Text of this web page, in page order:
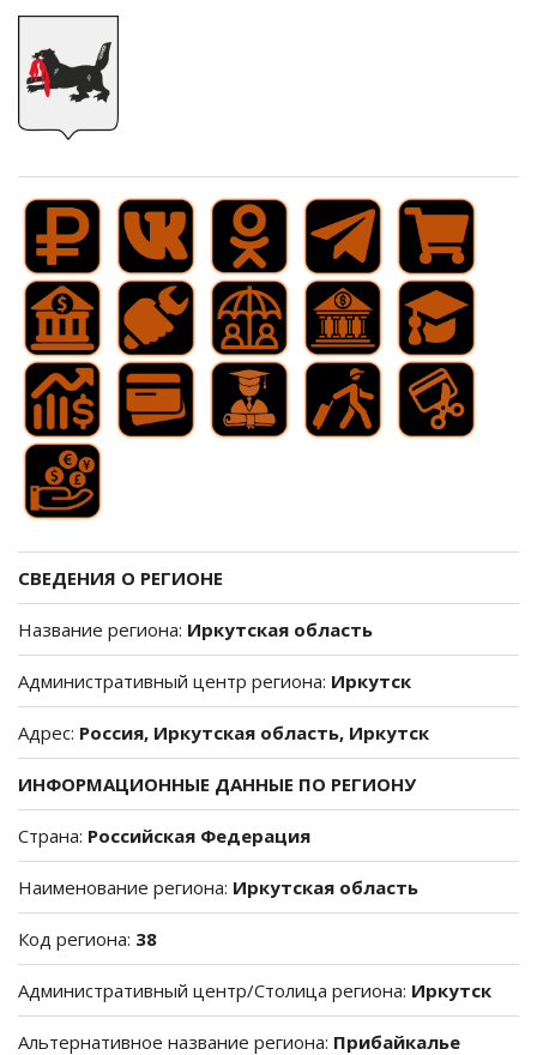
СВЕДЕНИЯ О РЕГИОНЕ
Название региона: Иркутская область
Административный центр региона: Иркутск
Адрес: Россия, Иркутская область, Иркутск
ИНФОРМАЦИОННЫЕ ДАННЫЕ ПО РЕГИОНУ
Страна: Российская Федерация
Наименование региона: Иркутская область
Код региона: 38
Административный центр/Столица региона: Иркутск
Альтернативное название региона: Прибайкалье